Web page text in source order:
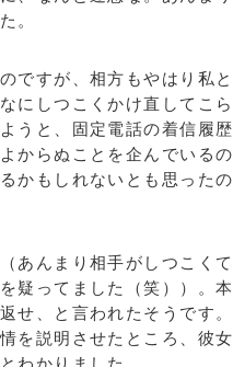
。
ですが、相方もやはり私と
にしつこくかけ直してこら
うと、固定電話の着信履歴
からぬことを企んでいるの
かもしれないとも思ったの
あんまり相手がしつこくて
疑ってました（笑））。本
せ、と言われたそうです。
を説明させたところ、彼女
わかりました。